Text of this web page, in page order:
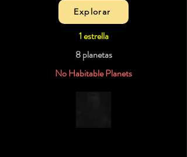
Explorar
1 estrella
8 planetas
No Habitable Planets